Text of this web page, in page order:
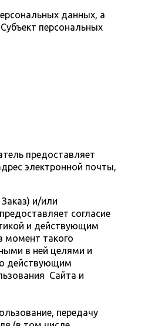
данных, а
персональных
предоставляет
электронной почты,
и/или
согласие
и действующим
момент такого
в ней целями и
действующим
Сайта и
передачу